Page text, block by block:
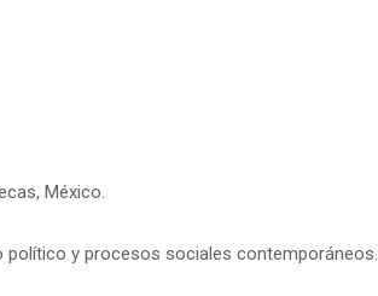
México.
político y procesos sociales contemporáneos.